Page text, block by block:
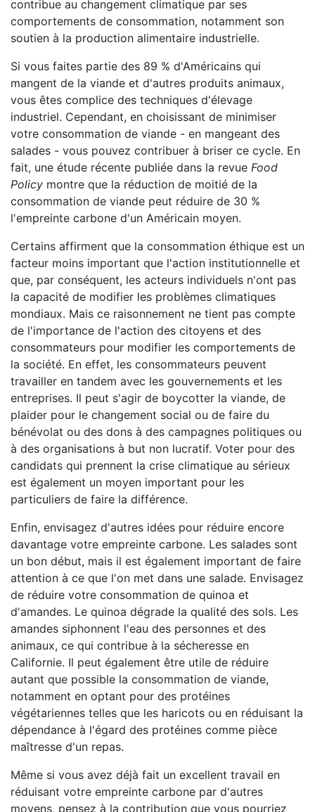
contribue au changement climatique par ses
comportements de consommation, notamment son
soutien à la production alimentaire industrielle.
Si vous faites partie des 89 % d'Américains qui
mangent de la viande et d'autres produits animaux,
vous êtes complice des techniques d'élevage
industriel. Cependant, en choisissant de minimiser
votre consommation de viande - en mangeant des
salades - vous pouvez contribuer à briser ce cycle. En
fait, une étude récente publiée dans la revue Food
Policy montre que la réduction de moitié de la
consommation de viande peut réduire de 30 %
l'empreinte carbone d'un Américain moyen.
Certains affirment que la consommation éthique est un
facteur moins important que l'action institutionnelle et
que, par conséquent, les acteurs individuels n'ont pas
la capacité de modifier les problèmes climatiques
mondiaux. Mais ce raisonnement ne tient pas compte
de l'importance de l'action des citoyens et des
consommateurs pour modifier les comportements de
la société. En effet, les consommateurs peuvent
travailler en tandem avec les gouvernements et les
entreprises. Il peut s'agir de boycotter la viande, de
plaider pour le changement social ou de faire du
bénévolat ou des dons à des campagnes politiques ou
à des organisations à but non lucratif. Voter pour des
candidats qui prennent la crise climatique au sérieux
est également un moyen important pour les
particuliers de faire la différence.
Enfin, envisagez d'autres idées pour réduire encore
davantage votre empreinte carbone. Les salades sont
un bon début, mais il est également important de faire
attention à ce que l'on met dans une salade. Envisagez
de réduire votre consommation de quinoa et
d'amandes. Le quinoa dégrade la qualité des sols. Les
amandes siphonnent l'eau des personnes et des
animaux, ce qui contribue à la sécheresse en
Californie. Il peut également être utile de réduire
autant que possible la consommation de viande,
notamment en optant pour des protéines
végétariennes telles que les haricots ou en réduisant la
dépendance à l'égard des protéines comme pièce
maîtresse d'un repas.
Même si vous avez déjà fait un excellent travail en
réduisant votre empreinte carbone par d'autres
moyens, pensez à la contribution que vous pourriez